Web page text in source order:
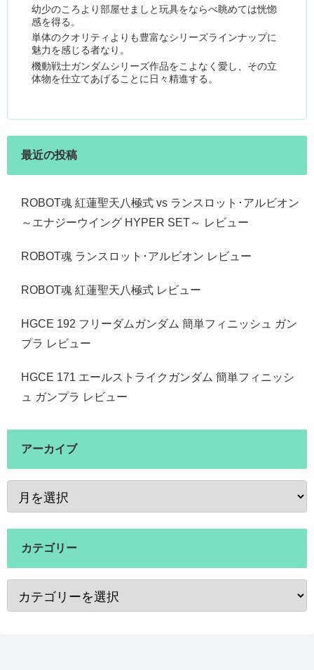
幼少のころより部屋せましと玩具をならべ眺めては恍惚
感を得る。
単体のクオリティよりも豊富なシリーズラインナップに
魅力を感じる者なり。
機動戦士ガンダムシリーズ作品をこよなく愛し、その立
体物を仕立てあげることに日々精進する。
最近の投稿
ROBOT魂 紅蓮聖天八極式 vs ランスロット･アルビオン
～エナジーウイング HYPER SET～ レビュー
ROBOT魂 ランスロット･アルビオン レビュー
ROBOT魂 紅蓮聖天八極式 レビュー
HGCE 192 フリーダムガンダム 簡単フィニッシュ ガン
プラ レビュー
HGCE 171 エールストライクガンダム 簡単フィニッシ
ュ ガンプラ レビュー
アーカイブ
カテゴリー